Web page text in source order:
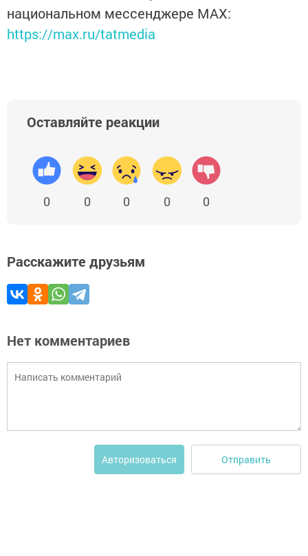
национальном мессенджере MАХ:
https://max.ru/tatmedia
Оставляйте реакции
0 0 0 0 0
Расскажите друзьям
Нет комментариев
Авторизоваться Отправить